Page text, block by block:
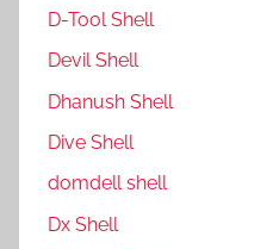
D-Tool Shell
Devil Shell
Dhanush Shell
Dive Shell
domdell shell
Dx Shell